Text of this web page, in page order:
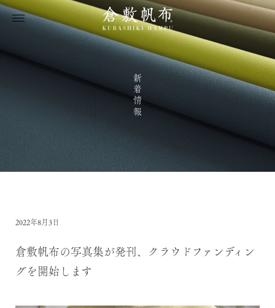
新着情報
2022年8月3日
倉敷帆布の写真集が発刊、クラウドファンディン
グを開始します